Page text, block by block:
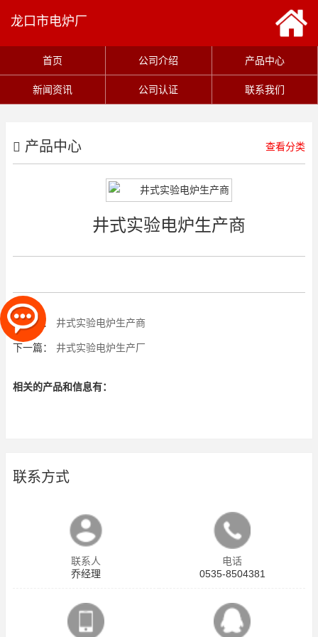
龙口市电炉厂
首页 公司介绍 产品中心
新闻资讯 公司认证 联系我们
产品中心 查看分类
井式实验电炉生产商
上一篇： 井式实验电炉生产商
下一篇： 井式实验电炉生产厂
相关的产品和信息有：
联系方式
联系人
乔经理
电话
0535-8504381